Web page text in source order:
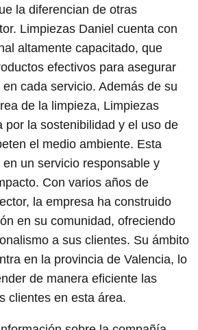
la diferencian de otras
Limpiezas Daniel cuenta con
altamente capacitado, que
efectivos para asegurar
cada servicio. Además de su
de la limpieza, Limpiezas
por la sostenibilidad y el uso de
el medio ambiente. Esta
un servicio responsable y
Con varios años de
la empresa ha construido
en su comunidad, ofreciendo
a sus clientes. Su ámbito
en la provincia de Valencia, lo
de manera eficiente las
clientes en esta área.